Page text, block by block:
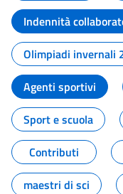
Indennità
Olimpiadi invernali
Agenti sportivi
Sport e scuola
Contributi
maestri di sci